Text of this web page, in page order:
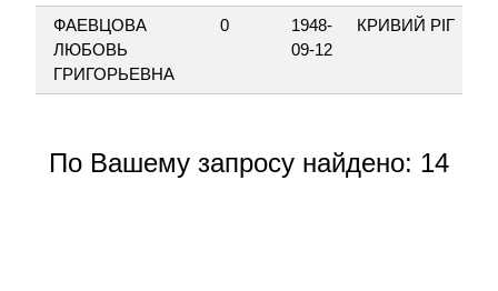
ФАЕВЦОВА
ЛЮБОВЬ
ГРИГОРЬЕВНА
0
1948-
09-12
КРИВИЙ РІГ
По Вашему запросу найдено: 14